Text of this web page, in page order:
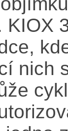
KIOX
nich